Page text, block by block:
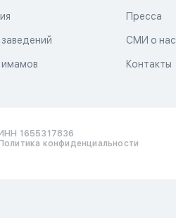
Пресса
СМИ о нас
Контакты
ИНН 1655317836
Политика конфиденциальности